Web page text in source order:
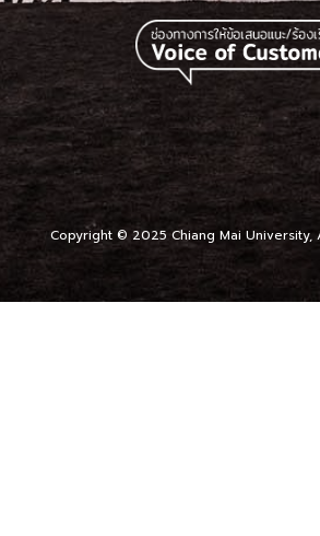
Copyright © 2025 Chiang Mai University,